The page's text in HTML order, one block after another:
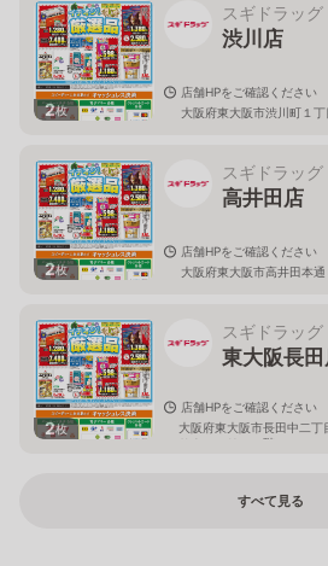
2枚
スギドラッグ
渋川店
店舗HPをご確認ください
大阪府東大阪市渋川町１
2枚
スギドラッグ
高井田店
店舗HPをご確認ください
大阪府東大阪市高井田本
2枚
スギドラッグ
東大阪長
店舗HPをご確認ください
大阪府東大阪市長田中二
サウスエリア１階
すべて見る